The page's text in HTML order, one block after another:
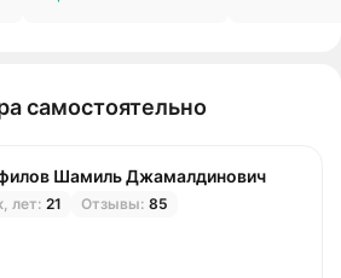
самостоятельно
Шамиль Джамалдинович
лет: 21 Отзывы: 85